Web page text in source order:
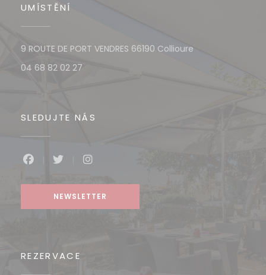
UMÍSTĚNÍ
9 ROUTE DE PORT VENDRES 66190 Collioure
04 68 82 02 27
SLEDUJTE NÁS
Facebook ((otevře se v novém okně))
NEWSLETTER
REZERVACE